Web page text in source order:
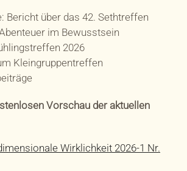
Bericht über das 42. Sethtreffen
im Bewusstsein
2026
Kleingruppentreffen
Vorschau der aktuellen
Wirklichkeit 2026-1 Nr.